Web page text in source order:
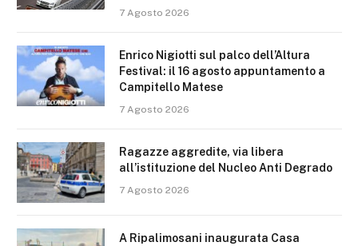
7 Agosto 2026
Enrico Nigiotti sul palco dell’Altura
Festival: il 16 agosto appuntamento a
Campitello Matese
7 Agosto 2026
Ragazze aggredite, via libera
all’istituzione del Nucleo Anti Degrado
7 Agosto 2026
A Ripalimosani inaugurata Casa